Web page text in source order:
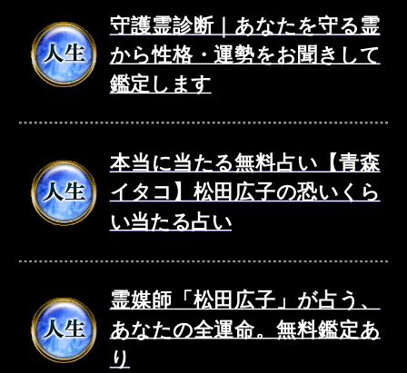
守護霊診断｜あなたを守る霊
から性格・運勢をお聞きして
鑑定します
本当に当たる無料占い【青森
イタコ】松田広子の恐いくら
い当たる占い
霊媒師「松田広子」が占う、
あなたの全運命。無料鑑定あ
り